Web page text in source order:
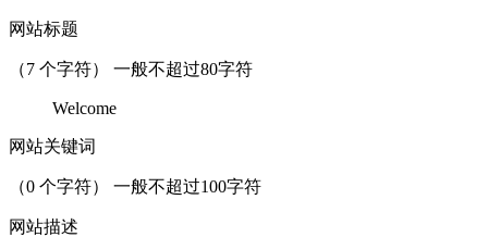
网站标题
（7 个字符） 一般不超过80字符
Welcome
网站关键词
（0 个字符） 一般不超过100字符
网站描述